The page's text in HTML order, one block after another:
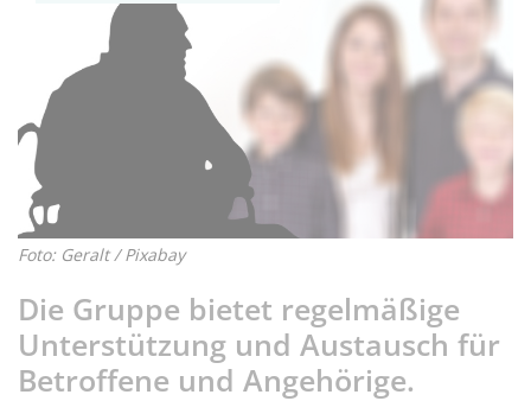
Foto: Geralt / Pixabay
Die Gruppe bietet regelmäßige
Unterstützung und Austausch für
Betroffene und Angehörige.